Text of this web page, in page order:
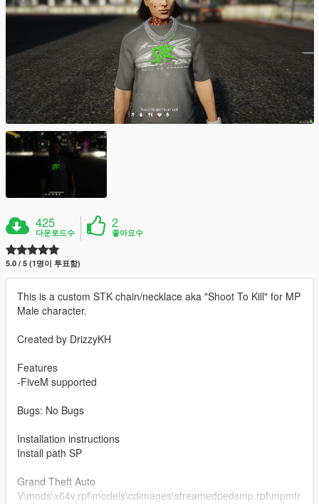
425
다운로드수
2
좋아요수
5.0 / 5 (1명이 투표함)
This is a custom STK chain/necklace aka "Shoot To Kill" for MP
Male character.
Created by DrizzyKH
Features
-FiveM supported
Bugs: No Bugs
Installation instructions
Install path SP
Grand Theft Auto
V\mods\x64v.rpf\models\cdimages\streamedpedsmp.rpf\mpmfr